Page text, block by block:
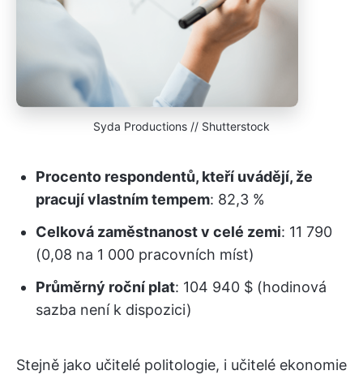
Syda Productions // Shutterstock
Procento respondentů, kteří uvádějí, že
pracují vlastním tempem: 82,3 %
Celková zaměstnanost v celé zemi: 11 790
(0,08 na 1 000 pracovních míst)
Průměrný roční plat: 104 940 $ (hodinová
sazba není k dispozici)
Stejně jako učitelé politologie, i učitelé ekonomie